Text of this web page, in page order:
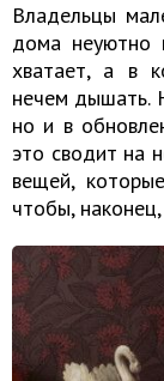
Владельцы
дома неуютно
хватает, а в
нечем дышать.
но и в
это сводит на
вещей,
чтобы,